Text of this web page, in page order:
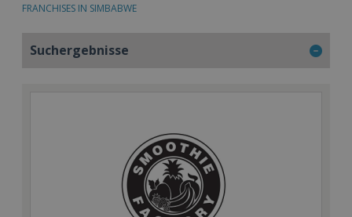
FRANCHISES IN SIMBABWE
Suchergebnisse